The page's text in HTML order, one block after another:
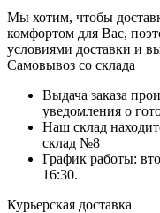
Мы хотим, чтобы
комфортом для Вас,
условиями доставки и
Самовывоз со склада
Выдача заказа
уведомления о
Наш склад
склад №8
График работы:
16:30.
Курьерская доставка